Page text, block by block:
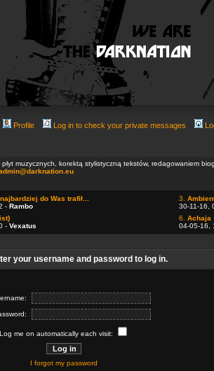
Profile Log in to check your private messages
muzycznych, korektą stylistyczną tekstów, redagowaniem
do Was trafił...
- Rambo
3.
30-11-16,
- Vexatus
6. Achaja
04-05-16,
your username and password to log in.
Log me on automatically each visit:
I forgot my password